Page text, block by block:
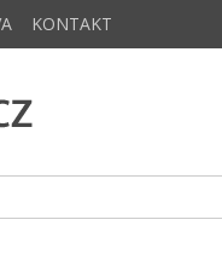
KONTAKT